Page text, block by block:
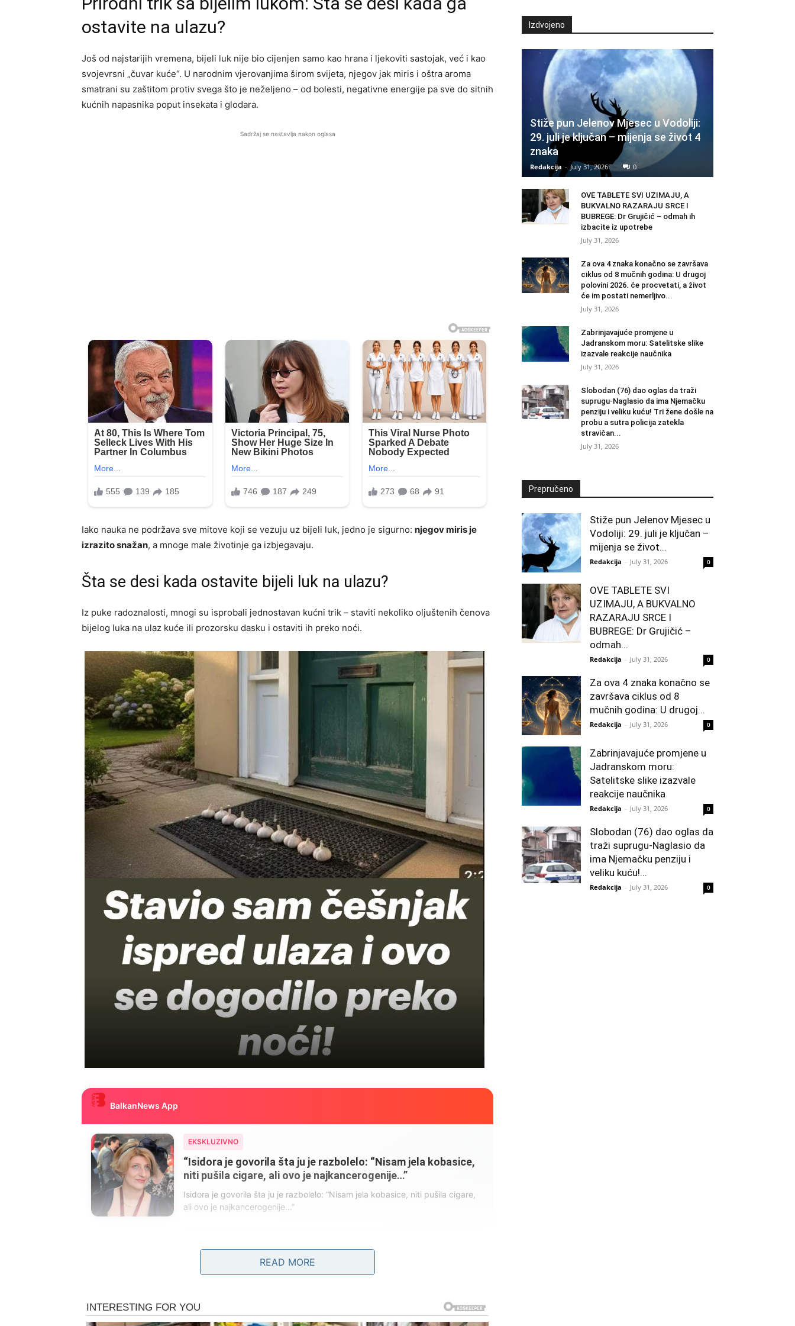
ostavite na ulazu?
Još od najstarijih vremena, bijeli luk nije bio cijenjen samo kao hrana i ljekoviti sastojak, već i kao
svojevrsni „čuvar kuće“. U narodnim vjerovanjima širom svijeta, njegov jak miris i oštra aroma
smatrani su zaštitom protiv svega što je neželjeno – od bolesti, negativne energije pa sve do sitnih
kućnih napasnika poput insekata i glodara.
Sadržaj se nastavlja nakon oglasa
Iako nauka ne podržava sve mitove koji se vezuju uz bijeli luk, jedno je sigurno: njegov miris je
izrazito snažan, a mnoge male životinje ga izbjegavaju.
Šta se desi kada ostavite bijeli luk na ulazu?
Iz puke radoznalosti, mnogi su isprobali jednostavan kućni trik – staviti nekoliko oljuštenih čenova
bijelog luka na ulaz kuće ili prozorsku dasku i ostaviti ih preko noći.
BalkanNews App
EKSKLUZIVNO
“Isidora je govorila šta ju je razbolelo: “Nisam jela kobasice,
niti pušila cigare, ali ovo je najkancerogenije…”
Isidora je govorila šta ju je razbolelo: “Nisam jela kobasice, niti pušila cigare,
ali ovo je najkancerogenije…”
Nakon tog perioda većina primijeti isto:
READ MORE
Izdvojeno
Stiže pun Jelenov Mjesec u Vodoliji:
29. juli je ključan – mijenja se život 4
znaka
Redakcija - July 31, 2026 0
OVE TABLETE SVI UZIMAJU, A
BUKVALNO RAZARAJU SRCE I
BUBREGE: Dr Grujičić – odmah ih
izbacite iz upotrebe
July 31, 2026
Za ova 4 znaka konačno se završava
ciklus od 8 mučnih godina: U drugoj
polovini 2026. će procvetati, a život
će im postati nemerljivo...
July 31, 2026
Zabrinjavajuće promjene u
Jadranskom moru: Satelitske slike
izazvale reakcije naučnika
July 31, 2026
Slobodan (76) dao oglas da traži
suprugu-Naglasio da ima Njemačku
penziju i veliku kuću! Tri žene došle na
probu a sutra policija zatekla
stravičan...
July 31, 2026
Prepručeno
Stiže pun Jelenov Mjesec u
Vodoliji: 29. juli je ključan –
mijenja se život...
Redakcija - July 31, 2026 0
OVE TABLETE SVI
UZIMAJU, A BUKVALNO
RAZARAJU SRCE I
BUBREGE: Dr Grujičić –
odmah...
Redakcija - July 31, 2026 0
Za ova 4 znaka konačno se
završava ciklus od 8
mučnih godina: U drugoj...
Redakcija - July 31, 2026 0
Zabrinjavajuće promjene u
Jadranskom moru:
Satelitske slike izazvale
reakcije naučnika
Redakcija - July 31, 2026 0
Slobodan (76) dao oglas da
traži suprugu-Naglasio da
ima Njemačku penziju i
veliku kuću!...
Redakcija - July 31, 2026 0